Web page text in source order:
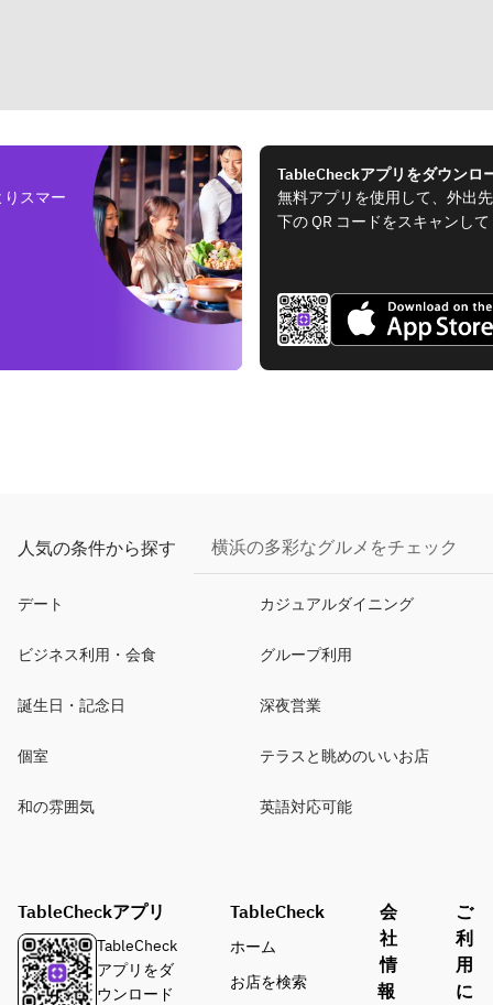
スマー
TableCheckアプリをダウンロ
無料アプリを使用して、外出
下の QR コードをスキャンし
人気の条件から探す 横浜の多彩なグルメをチェック
デート カジュアルダイニング
ビジネス利用・会食 グループ利用
誕生日・記念日 深夜営業
個室 テラスと眺めのいいお店
和の雰囲気 英語対応可能
TableCheckアプリ
TableCheck
アプリをダ
ウンロード
TableCheck
ホーム
お店を検索
会
社
情
報
ご
利
用
に